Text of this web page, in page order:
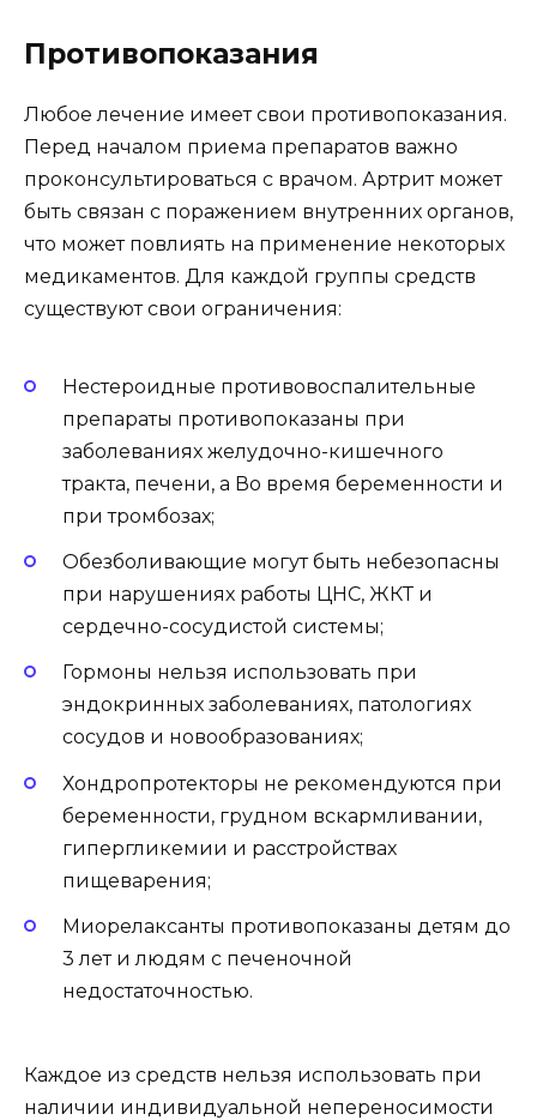
Противопоказания
Любое лечение имеет свои противопоказания.
Перед началом приема препаратов важно
проконсультироваться с врачом. Артрит может
быть связан с поражением внутренних органов,
что может повлиять на применение некоторых
медикаментов. Для каждой группы средств
существуют свои ограничения:
Нестероидные противовоспалительные
препараты противопоказаны при
заболеваниях желудочно-кишечного
тракта, печени, а Во время беременности и
при тромбозах;
Обезболивающие могут быть небезопасны
при нарушениях работы ЦНС, ЖКТ и
сердечно-сосудистой системы;
Гормоны нельзя использовать при
эндокринных заболеваниях, патологиях
сосудов и новообразованиях;
Хондропротекторы не рекомендуются при
беременности, грудном вскармливании,
гипергликемии и расстройствах
пищеварения;
Миорелаксанты противопоказаны детям до
3 лет и людям с печеночной
недостаточностью.
Каждое из средств нельзя использовать при
наличии индивидуальной непереносимости